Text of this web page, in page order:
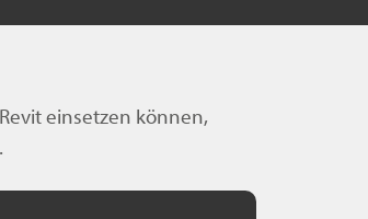
einsetzen können,